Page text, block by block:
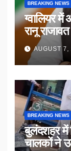
BREAKING NEWS
ग्वालियर
रानू
AUGUST 7,
BREAKING NEWS
बुलंदशहर में
चालकों ने